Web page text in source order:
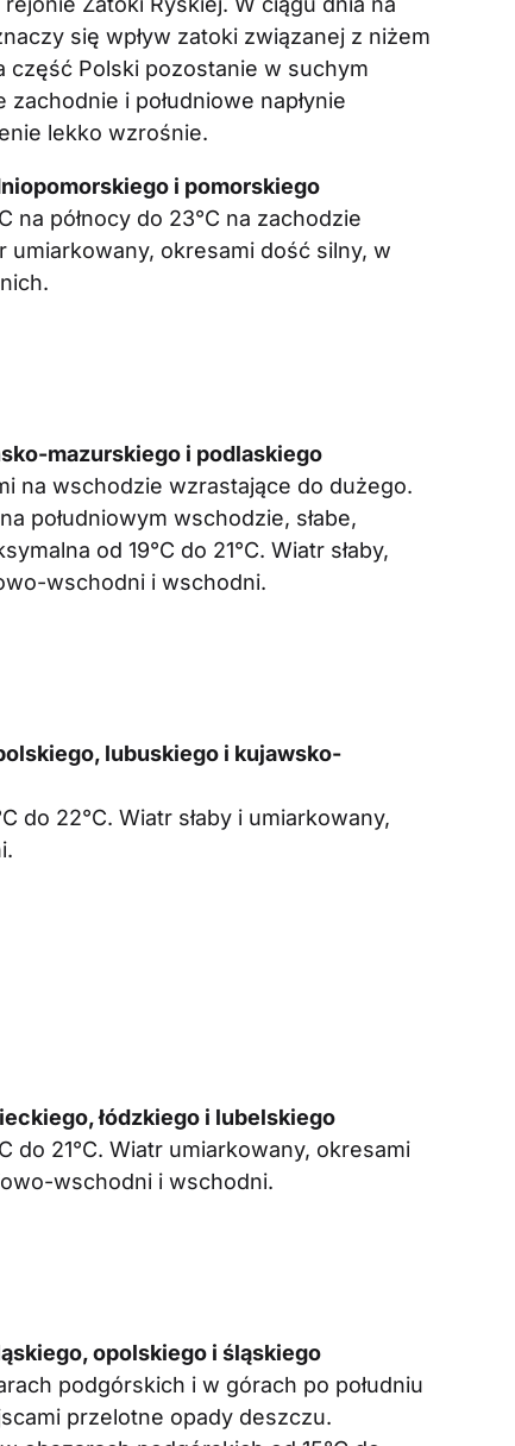
się wpływ zatoki związanej z niżem
część Polski pozostanie w suchym
i południowe napłynie
lekko wzrośnie.
i pomorskiego
na północy do 23°C na zachodzie
umiarkowany, okresami dość silny, w
mazurskiego i podlaskiego
na wschodzie wzrastające do dużego.
południowym wschodzie, słabe,
od 19°C do 21°C. Wiatr słaby,
wschodni i wschodni.
lubuskiego i kujawsko-
do 22°C. Wiatr słaby i umiarkowany,
łódzkiego i lubelskiego
do 21°C. Wiatr umiarkowany, okresami
wschodni i wschodni.
opolskiego i śląskiego
podgórskich i w górach po południu
przelotne opady deszczu.